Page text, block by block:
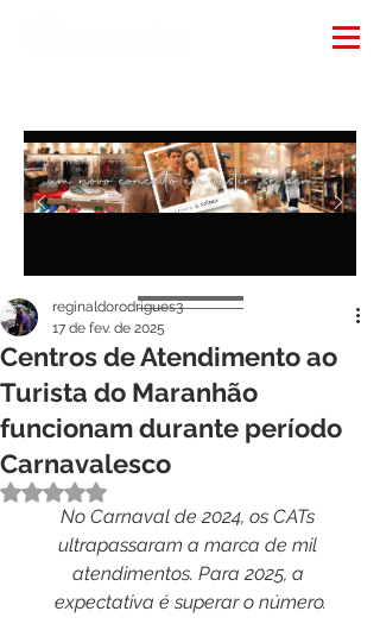
Centros de Atendimento ao
Turista do Maranhão
funcionam durante período
Carnavalesco
reginaldorodrigues3
17 de fev. de 2025
Avaliado com NaN de 5 estrelas.
No Carnaval de 2024, os CATs
ultrapassaram a marca de mil
atendimentos. Para 2025, a
expectativa é superar o número.